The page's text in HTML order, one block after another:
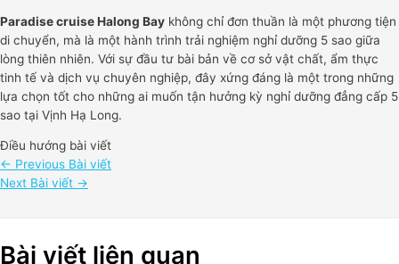
Paradise cruise Halong Bay không chỉ đơn thuần là một phương tiện
di chuyển, mà là một hành trình trải nghiệm nghỉ dưỡng 5 sao giữa
lòng thiên nhiên. Với sự đầu tư bài bản về cơ sở vật chất, ẩm thực
tinh tế và dịch vụ chuyên nghiệp, đây xứng đáng là một trong những
lựa chọn tốt cho những ai muốn tận hưởng kỳ nghỉ dưỡng đẳng cấp 5
sao tại Vịnh Hạ Long.
Điều hướng bài viết
← Previous Bài viết
Next Bài viết →
Bài viết liên quan